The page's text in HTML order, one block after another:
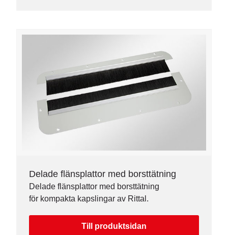
Delade flänsplattor med borsttätning
Delade flänsplattor med borsttätning
för kompakta kapslingar av Rittal.
Till produktsidan